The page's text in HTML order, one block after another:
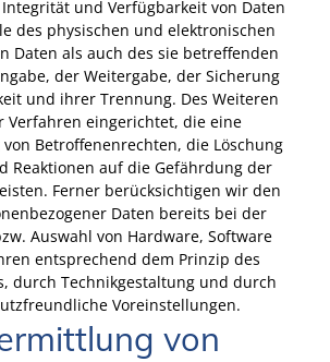
und Verfügbarkeit von Daten
des physischen und elektronischen
Daten als auch des sie betreffenden
der Weitergabe, der Sicherung
und ihrer Trennung. Des Weiteren
Verfahren eingerichtet, die eine
Betroffenenrechten, die Löschung
Reaktionen auf die Gefährdung der
Ferner berücksichtigen wir den
Daten bereits bei der
Auswahl von Hardware, Software
entsprechend dem Prinzip des
durch Technikgestaltung und durch
Voreinstellungen.
von